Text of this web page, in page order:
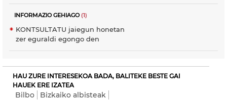
INFORMAZIO GEHIAGO(1)
KONTSULTATU jaiegun honetan
zer eguraldi egongo den
HAU ZURE INTERESEKOA BADA, BALITEKE BESTE GAI
HAUEK ERE IZATEA
Bilbo
Bizkaiko albisteak